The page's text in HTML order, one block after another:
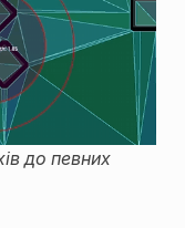
до певних